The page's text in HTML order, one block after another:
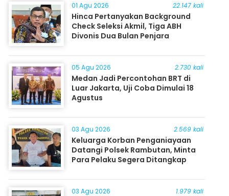
01 Agu 2026 22.147 kali
Hinca Pertanyakan Background
Check Seleksi Akmil, Tiga ABH
Divonis Dua Bulan Penjara
05 Agu 2026 2.730 kali
Medan Jadi Percontohan BRT di
Luar Jakarta, Uji Coba Dimulai 18
Agustus
03 Agu 2026 2.569 kali
Keluarga Korban Penganiayaan
Datangi Polsek Rambutan, Minta
Para Pelaku Segera Ditangkap
03 Agu 2026 1.979 kali